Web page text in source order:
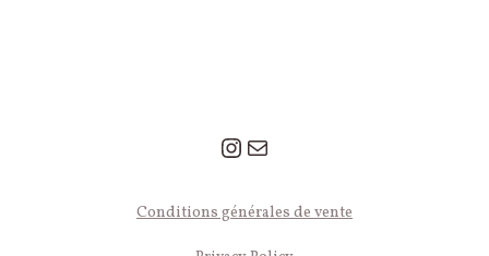
Instagram
Mail
© 2026 Léa Le Pivert — Tous droits réservés.
Conditions générales de vente